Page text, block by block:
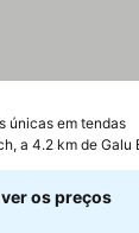
únicas em tendas
a 4.2 km de Galu
os preços